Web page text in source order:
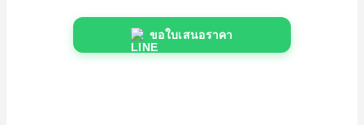
ขอใบเสนอราคา